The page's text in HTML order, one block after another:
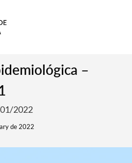
–
2022
de 2022